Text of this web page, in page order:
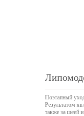
Поэтапный
Результатом
также за шеей и